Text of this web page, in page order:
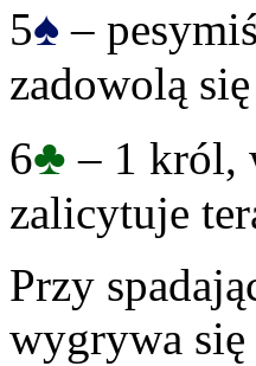
5♠ –
zadowolą
6♣ – 1 król,
zalicytuje
Przy
wygrywa się